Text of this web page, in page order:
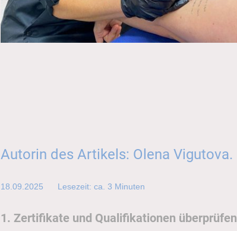
Autorin des Artikels: Olena Vigutova.
18.09.2025 Lesezeit: ca. 3 Minuten
1. Zertifikate und Qualifikationen überprüfen